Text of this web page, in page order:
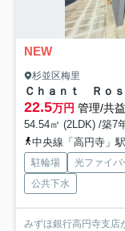
NEW
杉並区梅里
Ｃｈａｎｔ Ｒｏ
22.5万円 管理/共
54.54㎡ (2LDK) /築7
中央線「高円寺」
駐輪場 光ファイバ
公共下水
みずほ銀行高円寺支店